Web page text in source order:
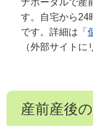
ナポータルで産
す。自宅から24
です。詳細は「
（外部サイトに
産前産後